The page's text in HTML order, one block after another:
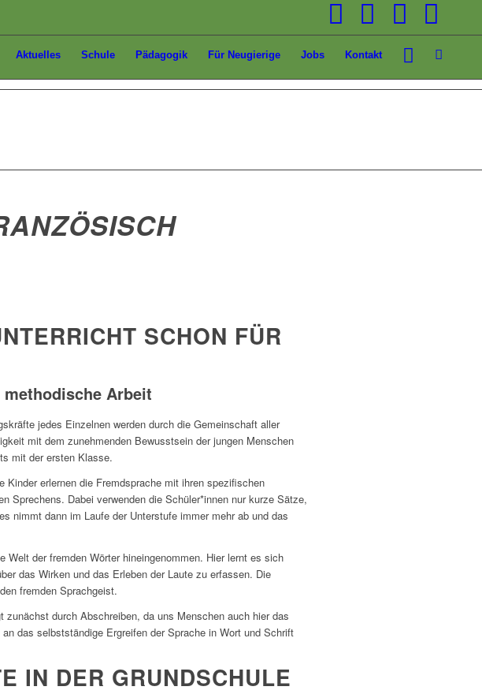
Aktuelles Schule Pädagogik Für Neugierige Jobs Kontakt
SCHON FÜR
Arbeit
jedes Einzelnen werden durch die Gemeinschaft aller
mit dem zunehmenden Bewusstsein der jungen Menschen
mit der ersten Klasse.
erlernen die Fremdsprache mit ihren speziﬁschen
Sprechens. Dabei verwenden die Schüler*innen nur kurze Sätze,
nimmt dann im Laufe der Unterstufe immer mehr ab und das
der fremden Wörter hineingenommen. Hier lernt es sich
das Wirken und das Erleben der Laute zu erfassen. Die
fremden Sprachgeist.
durch Abschreiben, da uns Menschen auch hier das
das selbstständige Ergreifen der Sprache in Wort und Schrift
IN DER GRUNDSCHULE